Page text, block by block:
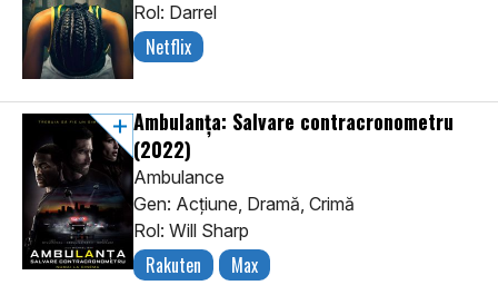
Rol: Darrel
Netflix
Ambulanța: Salvare contracronometru
(2022)
Ambulance
Gen: Acţiune, Dramă, Crimă
Rol: Will Sharp
Rakuten Max